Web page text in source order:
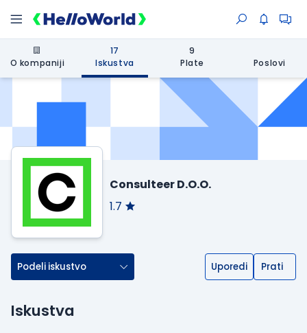
O kompaniji
17
Iskustva
9
Plate
Poslovi
Consulteer D.O.O.
1.7
Podeli iskustvo Uporedi Prati
Iskustva